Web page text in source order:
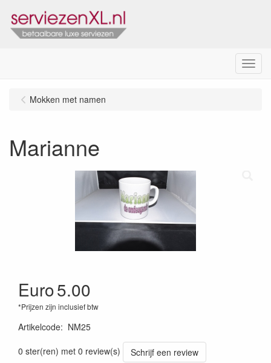
Menu
Mokken met namen
Marianne
Euro5.00
*Prijzen zijn inclusief btw
Artikelcode: NM25
0 ster(ren) met 0 review(s)
Schrijf een review